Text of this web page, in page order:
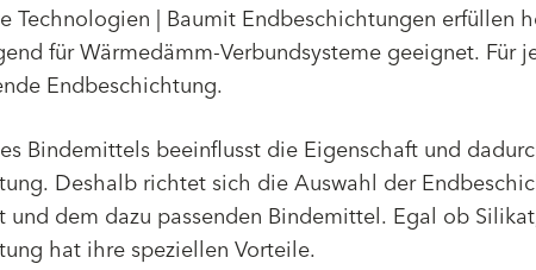
Technologien | Baumit Endbeschichtungen erfüllen
für Wärmedämm-Verbundsysteme geeignet. Für
Endbeschichtung.
Bindemittels beeinflusst die Eigenschaft und
Deshalb richtet sich die Auswahl der
und dem dazu passenden Bindemittel. Egal ob
hat ihre speziellen Vorteile.